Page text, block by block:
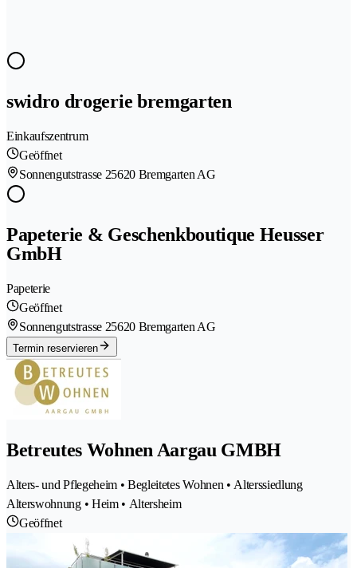
swidro drogerie bremgarten
Einkaufszentrum
Geöffnet
Sonnengutstrasse 25620 Bremgarten AG
Papeterie & Geschenkboutique Heusser
GmbH
Papeterie
Geöffnet
Sonnengutstrasse 25620 Bremgarten AG
Termin reservieren
Betreutes Wohnen Aargau GMBH
Alters- und Pflegeheim • Begleitetes Wohnen • Alterssiedlung
Alterswohnung • Heim • Altersheim
Geöffnet